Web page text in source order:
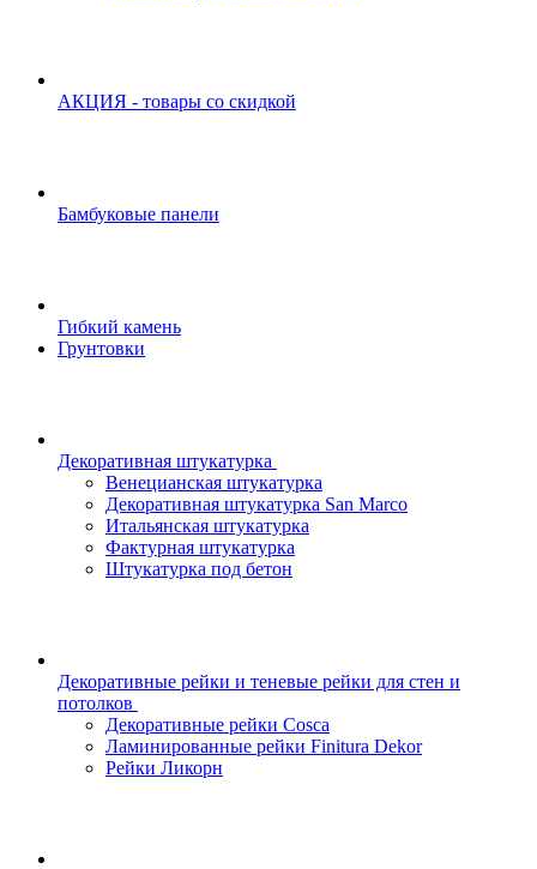
АКЦИЯ - товары со скидкой
Бамбуковые панели
Гибкий камень
Грунтовки
Декоративная штукатурка
Венецианская штукатурка
Декоративная штукатурка San Marco
Итальянская штукатурка
Фактурная штукатурка
Штукатурка под бетон
Декоративные рейки и теневые рейки для стен и
потолков
Декоративные рейки Cosca
Ламинированные рейки Finitura Dekor
Рейки Ликорн